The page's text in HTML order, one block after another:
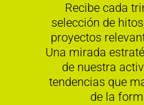
Recibe cada
selección de
proyectos
Una mirada
de nuestra
tendencias que
de la